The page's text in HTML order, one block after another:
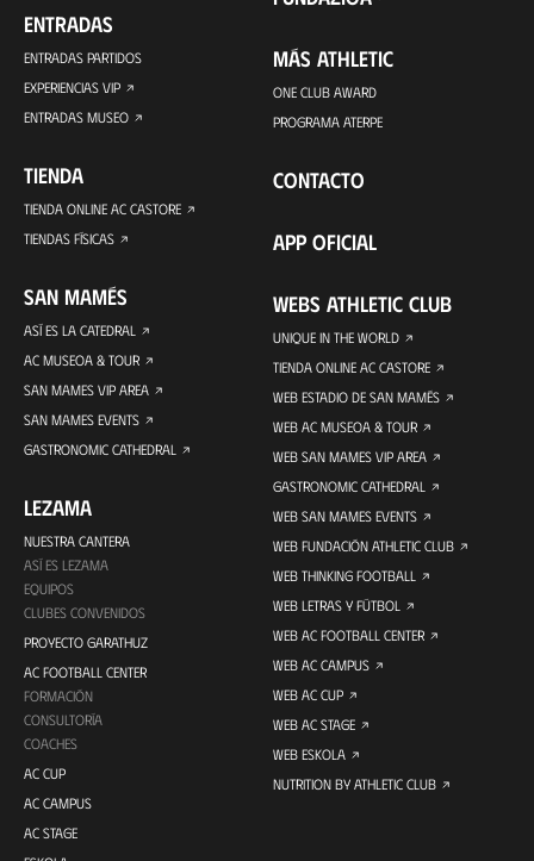
ENTRADAS
ENTRADAS PARTIDOS
EXPERIENCIAS VIP
ENTRADAS MUSEO
TIENDA
TIENDA ONLINE AC CASTORE
TIENDAS FÍSICAS
SAN MAMÉS
ASÍ ES LA CATEDRAL
AC MUSEOA & TOUR
SAN MAMES VIP AREA
SAN MAMES EVENTS
GASTRONOMIC CATHEDRAL
LEZAMA
NUESTRA CANTERA
ASÍ ES LEZAMA
EQUIPOS
CLUBES CONVENIDOS
PROYECTO GARATHUZ
AC FOOTBALL CENTER
FORMACIÓN
CONSULTORÍA
COACHES
AC CUP
AC CAMPUS
AC STAGE
MÁS ATHLETIC
ONE CLUB AWARD
PROGRAMA ATERPE
CONTACTO
APP OFICIAL
WEBS ATHLETIC CLUB
UNIQUE IN THE WORLD
TIENDA ONLINE AC CASTORE
WEB ESTADIO DE SAN MAMÉS
WEB AC MUSEOA & TOUR
WEB SAN MAMES VIP AREA
GASTRONOMIC CATHEDRAL
WEB SAN MAMES EVENTS
WEB FUNDACIÓN ATHLETIC CLUB
WEB THINKING FOOTBALL
WEB LETRAS Y FÚTBOL
WEB AC FOOTBALL CENTER
WEB AC CAMPUS
WEB AC CUP
WEB AC STAGE
WEB ESKOLA
NUTRITION BY ATHLETIC CLUB